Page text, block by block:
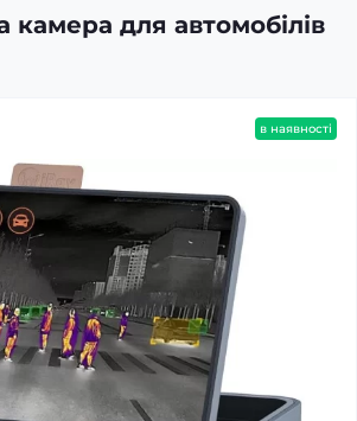
камера для автомобілів
в наявності